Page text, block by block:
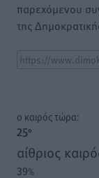
παρεχόμενου
της
o καιρός τώρα:
25°
αίθριος
39%